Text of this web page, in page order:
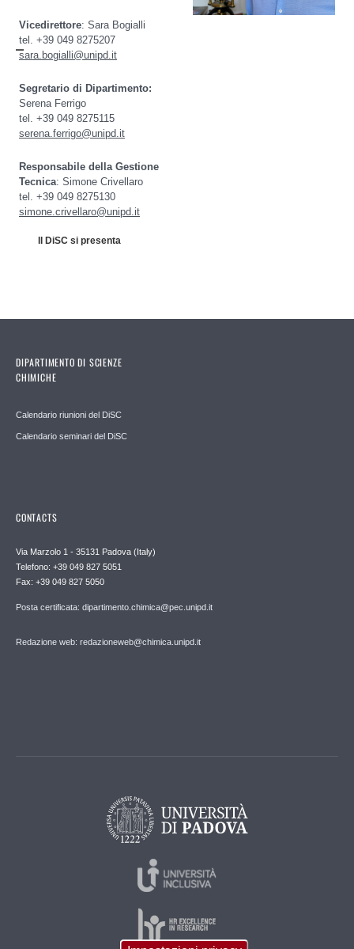
Vicedirettore: Sara Bogialli
tel. +39 049 8275207
sara.bogialli@unipd.it
Segretario di Dipartimento:
Serena Ferrigo
tel. +39 049 8275115
serena.ferrigo@unipd.it
Responsabile della Gestione
Tecnica: Simone Crivellaro
tel. +39 049 8275130
simone.crivellaro@unipd.it
Il DiSC si presenta
DIPARTIMENTO DI SCIENZE
CHIMICHE
Calendario riunioni del DiSC
Calendario seminari del DiSC
CONTACTS
Via Marzolo 1 - 35131 Padova (Italy)
Telefono: +39 049 827 5051
Fax: +39 049 827 5050
Posta certificata: dipartimento.chimica@pec.unipd.it
Redazione web: redazioneweb@chimica.unipd.it